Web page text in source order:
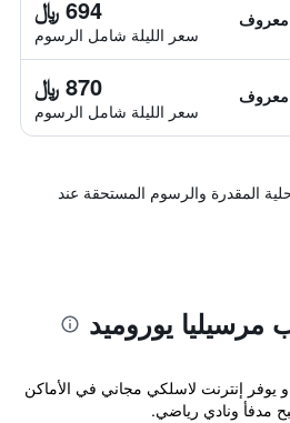
معروف 694 ﷼
سعر الليلة شامل الرسوم
معروف 870 ﷼
سعر الليلة شامل الرسوم
المقدرة والرسوم المستحقة عند
مرسيليا يوروميد
يوفر إنترنت لاسلكي مجاني في الأماكن
مدفأ ونادي رياضي.